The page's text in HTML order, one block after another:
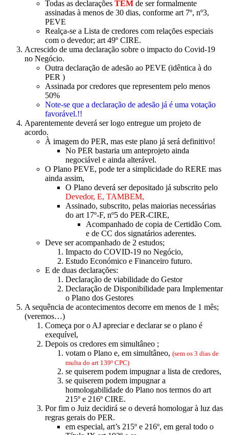
Todas as declarações TÊM de ser formalmente
assinadas à menos de 30 dias, conforme art 7º, nº3,
PEVE
Realça-se a Lista de credores com relações especiais
com o devedor; art 49º CIRE.
Acrescido de uma declaração sobre o impacto do Covid-19
no Negócio.
Outra declaração de adesão ao PEVE (idêntica à do
PER )
Assinada por credores que representem pelo menos
50%
Note-se que a declaração de adesão já é uma votação
favorável.!!
Aparentemente deverá ser logo entregue um projeto de
acordo.
À imagem do PER, mas este plano já será definitivo!
No PER bastaria um anteprojeto ainda
negociável e ainda alterável.
O Plano PEVE, pode ter a simplicidade do RERE mas
ainda assim,
O Plano deverá ser depositado já subscrito pelo
Devedor, E, TAMBEM,
Assinado, subscrito, pelas maiorias necessárias
do art 17º-F, nº5 do PER-CIRE,
Acompanhado de copia de Certidão Com.
e de CC dos signatários aderentes.
Deve ser acompanhado de 2 estudos;
Impacto do COVID-19 no Negócio,
Estudo Económico e Financeiro futuro.
E de duas declarações:
Declaração de viabilidade do Gestor
Declaração de Disponibilidade para Implementar
o Plano dos Gestores
A sequência de acontecimentos decorre em menos de 1 mês;
(veremos…)
Começa por o AJ apreciar e declarar se o plano é
exequível,
Depois os credores em simultâneo ;
votam o Plano e, em simultâneo, (sem os 3 dias de
multa do art 139º CPC)
se quiserem podem impugnar a lista de credores,
se quiserem podem impugnar a
homologabilidade do Plano nos termos do art
215º e 216º CIRE.
Por fim o Juiz decidirá se o deverá homologar à luz das
regras gerais do PER.
em especial, art’s 215º e 216º, em geral todo o